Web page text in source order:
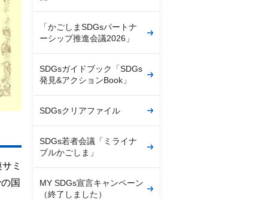
ミ
国
「かごしまSDGsパートナ
ーシップ推進会議2026」
SDGsガイドブック「SDGs
発見&アクションBook」
SDGsクリアファイル
SDGs若者会議「ミライナ
ブルかごしま」
MY SDGs宣言キャンペーン
（終了しました）